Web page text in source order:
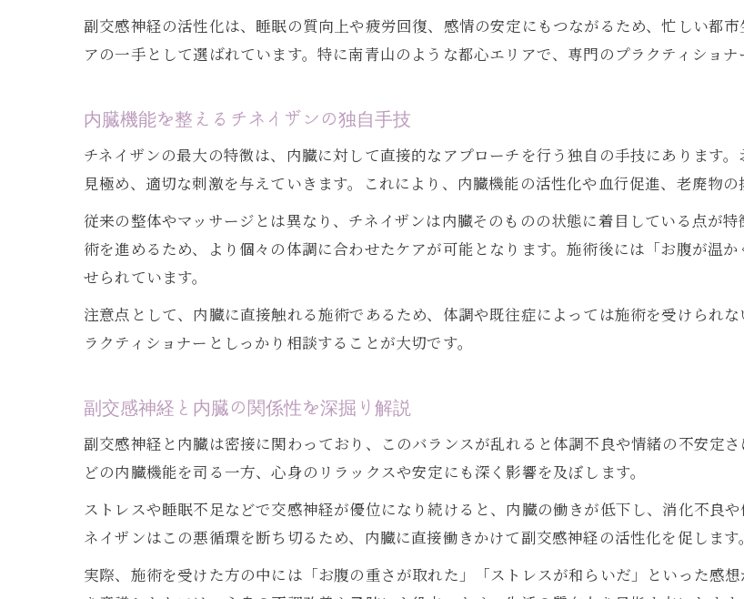
副交感神経の活性化は、睡眠の質向上や疲労回復、感情の安定にもつながるため、忙しい都
アの一手として選ばれています。特に南青山のような都心エリアで、専門のプラクティショ
内臓機能を整えるチネイザンの独自手技
チネイザンの最大の特徴は、内臓に対して直接的なアプローチを行う独自の手技にあります
見極め、適切な刺激を与えていきます。これにより、内臓機能の活性化や血行促進、老廃物の
従来の整体やマッサージとは異なり、チネイザンは内臓そのものの状態に着目している点が
術を進めるため、より個々の体調に合わせたケアが可能となります。施術後には「お腹が温
せられています。
注意点として、内臓に直接触れる施術であるため、体調や既往症によっては施術を受けられ
ラクティショナーとしっかり相談することが大切です。
副交感神経と内臓の関係性を深掘り解説
副交感神経と内臓は密接に関わっており、このバランスが乱れると体調不良や情緒の不安定
どの内臓機能を司る一方、心身のリラックスや安定にも深く影響を及ぼします。
ストレスや睡眠不足などで交感神経が優位になり続けると、内臓の働きが低下し、消化不良
ネイザンはこの悪循環を断ち切るため、内臓に直接働きかけて副交感神経の活性化を促します。
実際、施術を受けた方の中には「お腹の重さが取れた」「ストレスが和らいだ」といった感